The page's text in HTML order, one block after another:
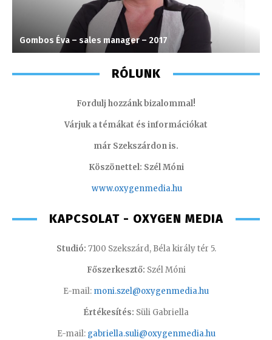
Gombos Éva – sales manager – 2017
RÓLUNK
Fordulj hozzánk bizalommal!
Várjuk a témákat és információkat
már Szekszárdon is.
Köszönettel: Szél Móni
www.oxygenmedia.hu
KAPCSOLAT - OXYGEN MEDIA
Studió: 7100 Szekszárd, Béla király tér 5.
Főszerkesztő: Szél Móni
E-mail: moni.szel@oxygenmedia.hu
Értékesítés: Süli Gabriella
E-mail: gabriella.suli@oxygenmedia.hu